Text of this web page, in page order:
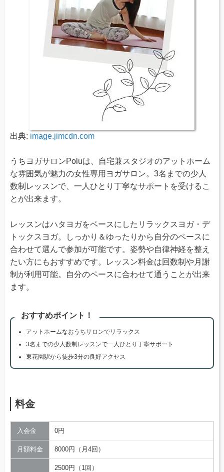
出典: image.jimcdn.com
うちヨガサロンPoluは、自宅兼スタジオのアットホーム
な雰囲気が魅力の女性専用ヨガサロン。3名までの少人
数制レッスンで、一人ひとり丁寧なサポートを受けるこ
とが出来ます。
レッスンはハタヨガをベースにしたリラックスヨガ・デ
トックスヨガ。しっかり＆ゆったりから自分のペースに
合わせて選んで参加が可能です。姿勢や自律神経を整え
たい方にもおすすめです。レッスン料金は回数制や月謝
制が利用可能。自分のペースに合わせて通うことが出来
ます。
おすすめポイント！
アットホームなおうちサロンでリラックス
3名までの少人数制レッスンで一人ひとり丁寧サポート
東花園駅から徒歩3分の良好アクセス
料金
入会金 0円
月額料金 8000円（月4回）
2500円（1回）